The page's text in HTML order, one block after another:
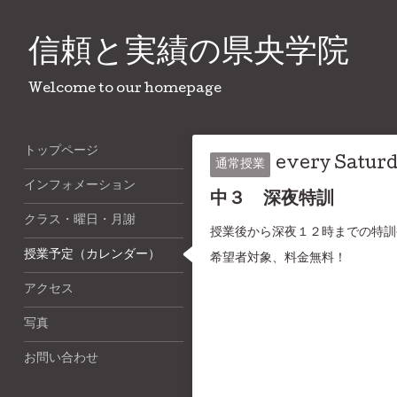
信頼と実績の県央学院
Welcome to our homepage
通常授業 every
中３ 深夜特訓
授業後から深夜１２時までの特訓
希望者対象、料金無料！
トップページ
インフォメーション
クラス・曜日・月謝
授業予定（カレンダー）
アクセス
写真
お問い合わせ